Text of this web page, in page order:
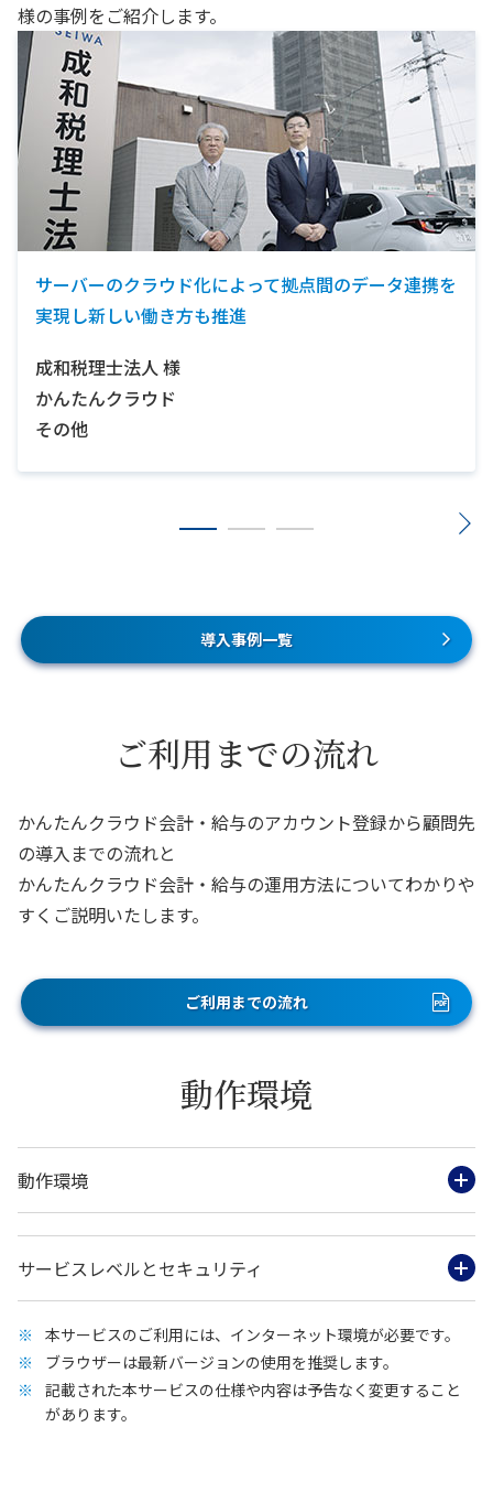
様の事例をご紹介します。
サーバーのクラウド化によって拠点間のデータ連携を
実現し新しい働き方も推進
成和税理士法人様
かんたんクラウド
その他
導入事例一覧
ご利用までの流れ
かんたんクラウド会計・給与のアカウント登録から顧問先
の導入までの流れと
かんたんクラウド会計・給与の運用方法についてわかりや
すくご説明いたします。
ご利用までの流れ
動作環境
動作環境
サービスレベルとセキュリティ
本サービスのご利用には、インターネット環境が必要です。
ブラウザーは最新バージョンの使用を推奨します。
記載された本サービスの仕様や内容は予告なく変更すること
があります。